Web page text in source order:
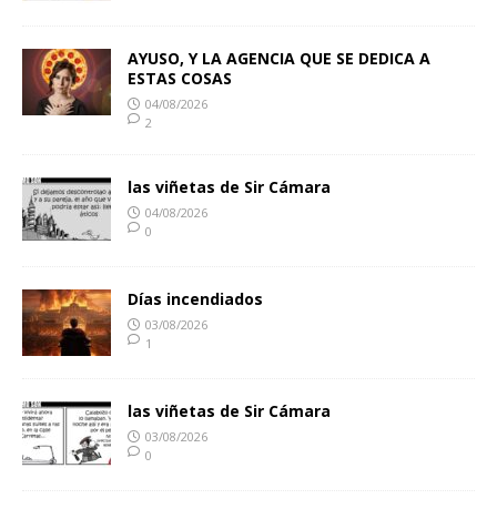
AYUSO, Y LA AGENCIA QUE SE DEDICA A
ESTAS COSAS
04/08/2026
2
las viñetas de Sir Cámara
04/08/2026
0
Días incendiados
03/08/2026
1
las viñetas de Sir Cámara
03/08/2026
0